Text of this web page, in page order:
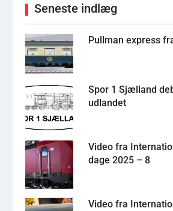
Seneste indlæg
Pullman express
Spor 1 Sjælland
udlandet
Video fra
dage 2025 – 8
Video fra